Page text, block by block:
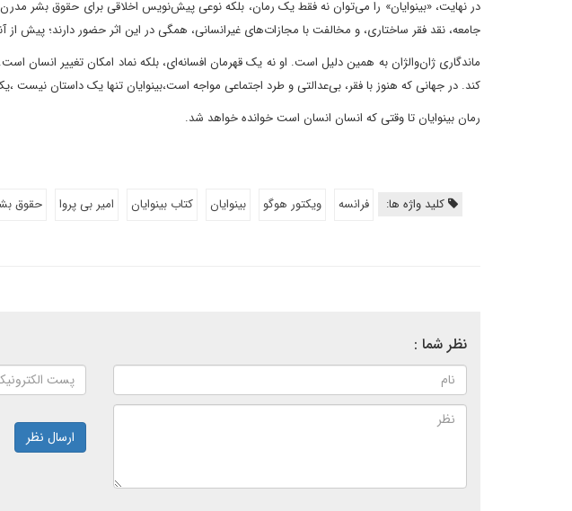
در نهایت، «بینوایان» را می‌توان نه فقط یک رمان، بلکه نوعی پیش‌نویس اخلاقی برای حقوق بشر
جامعه، نقد فقر ساختاری، و مخالفت با مجازات‌های غیرانسانی، همگی در این اثر حضور دارند؛ پیش
ماندگاری ژان‌والژان به همین دلیل است. او نه یک قهرمان افسانه‌ای، بلکه نماد امکان تغییر انسان
کند. در جهانی که هنوز با فقر، بی‌عدالتی و طرد اجتماعی مواجه است،بینوایان تنها یک داستان
رمان بینوایان تا وقتی که انسان انسان است خوانده خواهد شد.
کلید واژه ها: فرانسه ویکتور هوگو بینوایان کتاب بینوایان امیر بی پروا حقوق
نظر شما :
ارسال نظر